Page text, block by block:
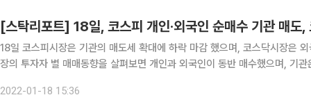
[스탁리포트] 18일, 코스피 개인·외국인 순매수 기관 매도
18일 코스피시장은 기관의 매도세 확대에 하락 마감 했으며, 코스닥시장은 외국
장의 투자자 별 매매동향을 살펴보면 개인과 외국인이 동반 매수했으며, 기관은 홀로 매도세를 보였
2022-01-18 15:36